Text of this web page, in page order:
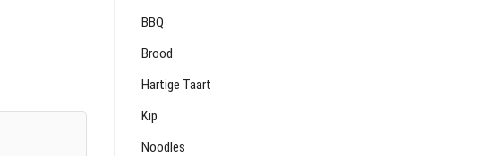
BBQ
Brood
Hartige Taart
Kip
Noodles